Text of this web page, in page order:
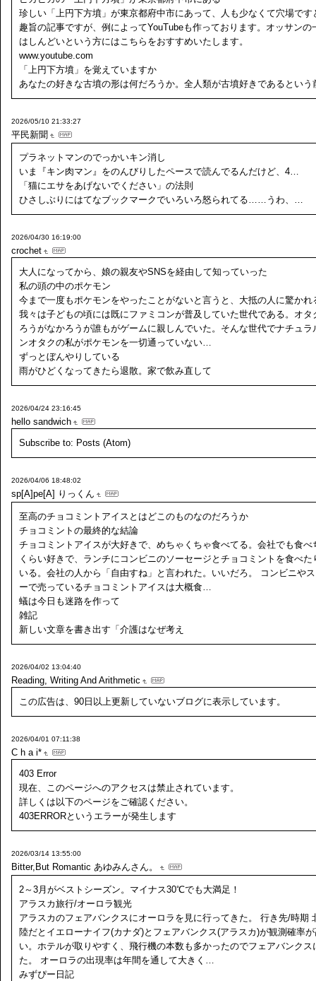
珍しい「上円下方墳」が東京都府中市にあって、人も少なくて穴場です
趣旨の記事ですが、例によってYouTubeも作っております。オッサンの
はしんどいという方にはこちらをおすすめいたします。
www.youtube.com
「上円下方墳」を覚えていますか
あなたの好きな古墳の形は何だろうか。全人類が古墳好きであるという
2026/05/10 21:33:27
平民新聞
プラネットマンのでっかいキン消し
いま『キン肉マン』をのんびりしたペースで読んでるんだけど、4…
「猫にエサをあげないでください」の法則
ひさしぶりにはてなブックマークでいろいろ怒られてる……うわ、…
2026/04/30 16:19:00
crochet
大人になってから、娘の親友やSNSを経由して知っていった
私の頭の中のポケモン
今まで一度もポケモンをやったことがないと言うと、大抵の人に驚かれ
我々は子どもの頃には既にファミコンが普及していた世代である。オタ
ろうがなかろうが誰もがゲームに親しんでいた。そんな世代でナチュラ
ンオタクの私がポケモンを一切通っていない…
ずっとぼんやりしている
雨がひどくなってきたら退散。家で飲み直して
2026/04/24 23:16:45
hello sandwich
Subscribe to: Posts (Atom)
2026/04/06 18:48:02
sp[A]pe[A] りっくん
至高のチョコミントアイスとはどこのものなのだろうか
チョコミントの最終的な結論
チョコミントアイスが大好きで、めちゃくちゃ食べてる。会社でも食べ
くらい好きで、ランチにコンビニのソーセージとチョコミントを食べた
いる。会社の人から「自由すね」と言われた。いいだろ。 コンビニや
ーで売っているチョコミントアイスは大概食…
蟻は今日も迷路を作って
雑記
新しい文章を書き出す「介護はなぜ考え
2026/04/02 13:04:40
Reading, Writing And Arithmetic
この広告は、90日以上更新していないブログに表示しています。
2026/04/01 07:11:38
C h a i*
403 Error
現在、このページへのアクセスは禁止されています。
詳しくは以下のページをご確認ください。
403ERRORというエラーが発生します
2026/03/14 13:55:00
Bitter,But Romantic あゆみんさん。
2～3月がベストシーズン。マイナス30℃でも大満足！
アラスカ旅行/オーロラ観光
アラスカのフェアバンクスにオーロラを見に行ってきた。 行き先/時期
陸だとイエローナイフ(カナダ)とフェアバンクス(アラスカ)が観測確率
い。ホテルが取りやすく、飛行機の本数も多かったのでフェアバンクス
た。 オーロラの出現率は年間を通して大きく…
みずぴー日記